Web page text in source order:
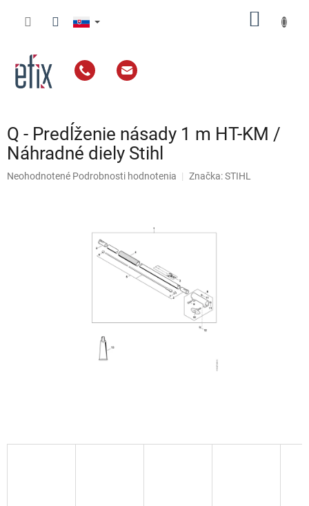
Q - Predĺženie násady 1 m HT-KM /
Náhradné diely Stihl
Priemerné
Neohodnotené Podrobnosti hodnotenia Značka:STIHL